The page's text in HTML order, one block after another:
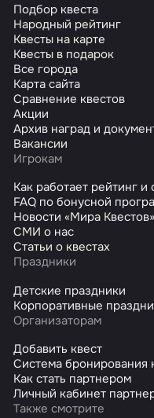
Подбор квеста
Народный рейтинг
Квесты на карте
Квесты в подарок
Все города
Карта сайта
Сравнение квестов
Акции
Архив наград и
Вакансии
Игрокам
Как работает рейтинг и
FAQ по бонусной
Новости «Мира Квестов»
СМИ о нас
Статьи о квестах
Праздники
Детские праздники
Корпоративные
Организаторам
Добавить квест
Система бронирования
Как стать партнером
Личный кабинет
Также смотрите